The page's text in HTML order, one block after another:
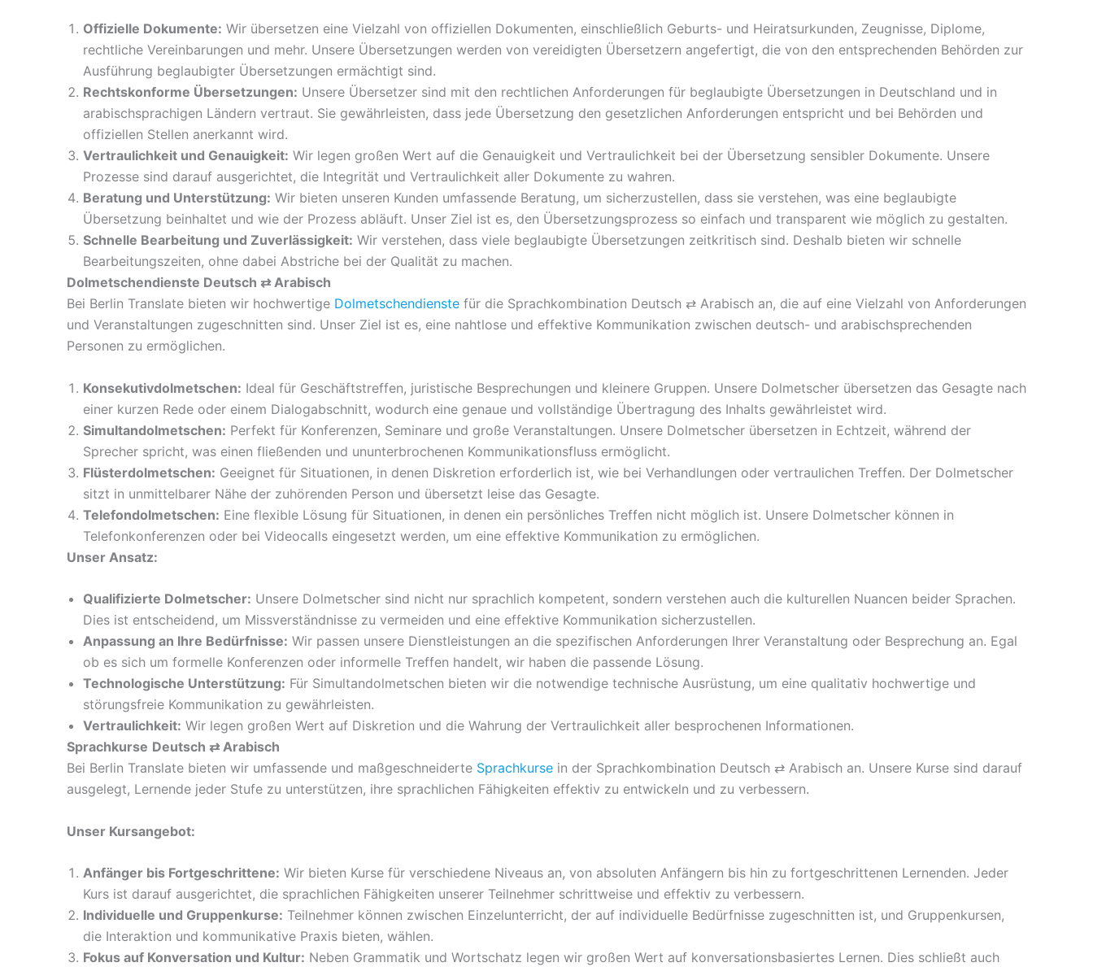
Offizielle Dokumente: Wir übersetzen eine Vielzahl von offiziellen Dokumenten, einschließlich Geburts- und Heiratsurkunden, Zeugnisse, Diplome,
rechtliche Vereinbarungen und mehr. Unsere Übersetzungen werden von vereidigten Übersetzern angefertigt, die von den entsprechenden Behörden zur
Ausführung beglaubigter Übersetzungen ermächtigt sind.
Rechtskonforme Übersetzungen: Unsere Übersetzer sind mit den rechtlichen Anforderungen für beglaubigte Übersetzungen in Deutschland und in
arabischsprachigen Ländern vertraut. Sie gewährleisten, dass jede Übersetzung den gesetzlichen Anforderungen entspricht und bei Behörden und
offiziellen Stellen anerkannt wird.
Vertraulichkeit und Genauigkeit: Wir legen großen Wert auf die Genauigkeit und Vertraulichkeit bei der Übersetzung sensibler Dokumente. Unsere
Prozesse sind darauf ausgerichtet, die Integrität und Vertraulichkeit aller Dokumente zu wahren.
Beratung und Unterstützung: Wir bieten unseren Kunden umfassende Beratung, um sicherzustellen, dass sie verstehen, was eine beglaubigte
Übersetzung beinhaltet und wie der Prozess abläuft. Unser Ziel ist es, den Übersetzungsprozess so einfach und transparent wie möglich zu gestalten.
Schnelle Bearbeitung und Zuverlässigkeit: Wir verstehen, dass viele beglaubigte Übersetzungen zeitkritisch sind. Deshalb bieten wir schnelle
Bearbeitungszeiten, ohne dabei Abstriche bei der Qualität zu machen.
Dolmetschendienste Deutsch ⇄ Arabisch
Bei Berlin Translate bieten wir hochwertige Dolmetschendienste für die Sprachkombination Deutsch ⇄ Arabisch an, die auf eine Vielzahl von Anforderungen
und Veranstaltungen zugeschnitten sind. Unser Ziel ist es, eine nahtlose und effektive Kommunikation zwischen deutsch- und arabischsprechenden
Personen zu ermöglichen.
Konsekutivdolmetschen: Ideal für Geschäftstreffen, juristische Besprechungen und kleinere Gruppen. Unsere Dolmetscher übersetzen das Gesagte nach
einer kurzen Rede oder einem Dialogabschnitt, wodurch eine genaue und vollständige Übertragung des Inhalts gewährleistet wird.
Simultandolmetschen: Perfekt für Konferenzen, Seminare und große Veranstaltungen. Unsere Dolmetscher übersetzen in Echtzeit, während der
Sprecher spricht, was einen fließenden und ununterbrochenen Kommunikationsfluss ermöglicht.
Flüsterdolmetschen: Geeignet für Situationen, in denen Diskretion erforderlich ist, wie bei Verhandlungen oder vertraulichen Treffen. Der Dolmetscher
sitzt in unmittelbarer Nähe der zuhörenden Person und übersetzt leise das Gesagte.
Telefondolmetschen: Eine flexible Lösung für Situationen, in denen ein persönliches Treffen nicht möglich ist. Unsere Dolmetscher können in
Telefonkonferenzen oder bei Videocalls eingesetzt werden, um eine effektive Kommunikation zu ermöglichen.
Unser Ansatz:
Qualifizierte Dolmetscher: Unsere Dolmetscher sind nicht nur sprachlich kompetent, sondern verstehen auch die kulturellen Nuancen beider Sprachen.
Dies ist entscheidend, um Missverständnisse zu vermeiden und eine effektive Kommunikation sicherzustellen.
Anpassung an Ihre Bedürfnisse: Wir passen unsere Dienstleistungen an die spezifischen Anforderungen Ihrer Veranstaltung oder Besprechung an. Egal
ob es sich um formelle Konferenzen oder informelle Treffen handelt, wir haben die passende Lösung.
Technologische Unterstützung: Für Simultandolmetschen bieten wir die notwendige technische Ausrüstung, um eine qualitativ hochwertige und
störungsfreie Kommunikation zu gewährleisten.
Vertraulichkeit: Wir legen großen Wert auf Diskretion und die Wahrung der Vertraulichkeit aller besprochenen Informationen.
Sprachkurse Deutsch ⇄ Arabisch
Bei Berlin Translate bieten wir umfassende und maßgeschneiderte Sprachkurse in der Sprachkombination Deutsch ⇄ Arabisch an. Unsere Kurse sind darauf
ausgelegt, Lernende jeder Stufe zu unterstützen, ihre sprachlichen Fähigkeiten effektiv zu entwickeln und zu verbessern.
Unser Kursangebot:
Anfänger bis Fortgeschrittene: Wir bieten Kurse für verschiedene Niveaus an, von absoluten Anfängern bis hin zu fortgeschrittenen Lernenden. Jeder
Kurs ist darauf ausgerichtet, die sprachlichen Fähigkeiten unserer Teilnehmer schrittweise und effektiv zu verbessern.
Individuelle und Gruppenkurse: Teilnehmer können zwischen Einzelunterricht, der auf individuelle Bedürfnisse zugeschnitten ist, und Gruppenkursen,
die Interaktion und kommunikative Praxis bieten, wählen.
Fokus auf Konversation und Kultur: Neben Grammatik und Wortschatz legen wir großen Wert auf konversationsbasiertes Lernen. Dies schließt auch